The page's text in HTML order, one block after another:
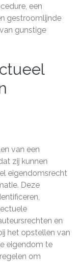
een
gestroomlijnde
gunstige
van een
zij kunnen
eigendomsrecht
Deze
en
het opstellen van
eigendom te
om